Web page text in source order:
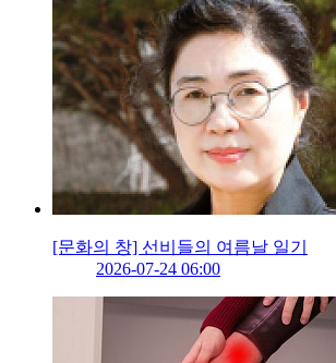
[문화의 창] 선비들의 여름날 일기
2026-07-24 06:00